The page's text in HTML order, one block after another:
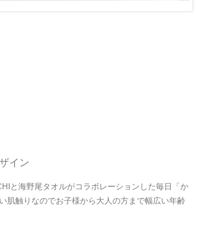
イン
と海野尾タオルがコラボレーションした毎日「か
肌触りなのでお子様から大人の方まで幅広い年齢